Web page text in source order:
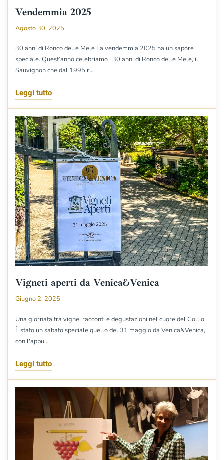
Vendemmia 2025
Agosto 30, 2025
30 anni di Ronco delle Mele La vendemmia 2025 ha un sapore
speciale. Quest’anno celebriamo i 30 anni di Ronco delle Mele, il
Sauvignon che dal 1995 r…
Leggi tutto
Vigneti aperti da Venica&Venica
Giugno 2, 2025
Una giornata tra vigne, racconti e degustazioni nel cuore del Collio
È stato un sabato speciale quello del 31 maggio da Venica&Venica,
con l'appu…
Leggi tutto